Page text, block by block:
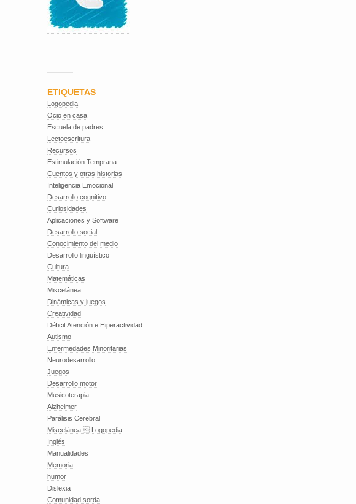
ETIQUETAS
Logopedia
Ocio en casa
Escuela de padres
Lectoescritura
Recursos
Estimulación Temprana
Cuentos y otras historias
Inteligencia Emocional
Desarrollo cognitivo
Curiosidades
Aplicaciones y Software
Desarrollo social
Conocimiento del medio
Desarrollo lingüístico
Cultura
Matemáticas
Miscelánea
Dinámicas y juegos
Creatividad
Déficit Atención e Hiperactividad
Autismo
Enfermedades Minoritarias
Neurodesarrollo
Juegos
Desarrollo motor
Musicoterapia
Alzheimer
Parálisis Cerebral
Miscelánea  Logopedia
Inglés
Manualidades
Memoria
humor
Dislexia
Comunidad sorda